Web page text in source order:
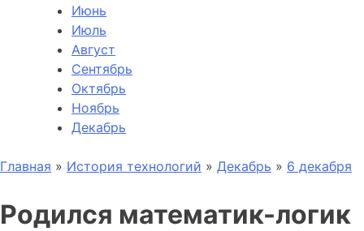
Июнь
Июль
Август
Сентябрь
Октябрь
Ноябрь
Декабрь
Главная » История технологий » Декабрь » 6 декабря
Родился математик-логик